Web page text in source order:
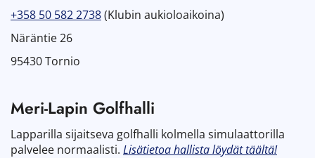
+358 50 582 2738(Klubin aukioloaikoina)
Näräntie 26
95430 Tornio
Meri-Lapin Golfhalli
Lapparilla sijaitseva golfhalli kolmella simulaattorilla
palvelee normaalisti. Lisätietoa hallista löydät täältä!